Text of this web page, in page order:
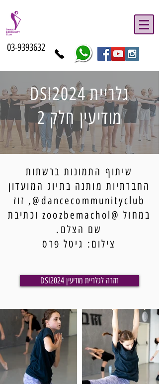
03-9393632
גלריית DSI2024
מודיעין חלק 2
שיתוף התמונות ברשתות
החברתיות מותנה בתיוג המועדון
dancecommunityclub@, זוז
במחול @zoozbemachol וכתיבת
שם הצלם.
צילום: גיטל פרס
DSI2024 חזרה לגלריית מודיעין